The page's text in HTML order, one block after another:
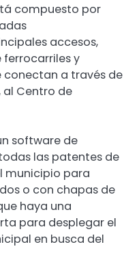
compuesto por
accesos,
ferrocarriles y
conectan a través de
Centro de
software de
las patentes de
municipio para
o con chapas de
haya una
para desplegar el
en busca del